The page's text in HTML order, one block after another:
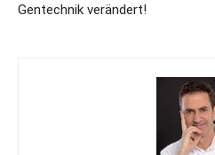
Gentechnik verändert!